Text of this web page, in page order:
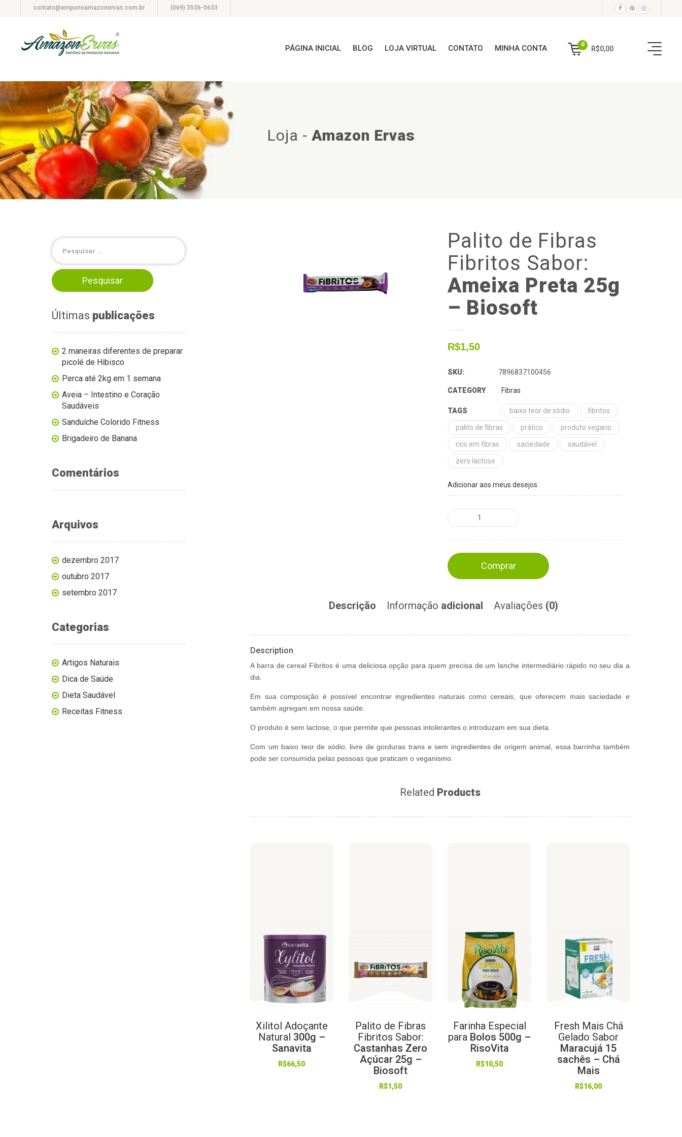
contato@emporioamazonervas.com.br (069) 3536-0633
PÁGINA INICIAL BLOG LOJA VIRTUAL CONTATO MINHA CONTA 0
R$0,00
Loja - Amazon Ervas
Palito de Fibras
Fibritos Sabor:
Ameixa Preta 25g
– Biosoft
R$1,50
SKU: 7896837100456
CATEGORY : Fibras
TAGS : baixo teor de sódio fibritos
palito de fibras prático produto vegano
rico em fibras saciedade saudável
zero lactose
Adicionar aos meus desejos
Comprar
Descrição Informação adicional Avaliações (0)
Description
A barra de cereal Fibritos é uma deliciosa opção para quem precisa de um lanche intermediário rápido no seu dia a
dia.
Em sua composição é possível encontrar ingredientes naturais como cereais, que oferecem mais saciedade e
também agregam em nossa saúde.
O produto é sem lactose, o que permite que pessoas intolerantes o introduzam em sua dieta.
Com um baixo teor de sódio, livre de gorduras trans e sem ingredientes de origem animal, essa barrinha também
pode ser consumida pelas pessoas que praticam o veganismo.
Related Products
Xilitol Adoçante
Natural 300g –
Sanavita
R$66,50
Palito de Fibras
Fibritos Sabor:
Castanhas Zero
Açúcar 25g –
Biosoft
R$1,50
Farinha Especial
para Bolos 500g –
RisoVita
R$10,50
Fresh Mais Chá
Gelado Sabor
Maracujá 15
sachês – Chá
Mais
R$16,00
Últimas publicações
2 maneiras diferentes de preparar
picolé de Hibisco
Perca até 2kg em 1 semana
Aveia – Intestino e Coração
Saudáveis
Sanduíche Colorido Fitness
Brigadeiro de Banana
Comentários
Arquivos
dezembro 2017
outubro 2017
setembro 2017
Categorias
Artigos Naturais
Dica de Saúde
Dieta Saudável
Receitas Fitness